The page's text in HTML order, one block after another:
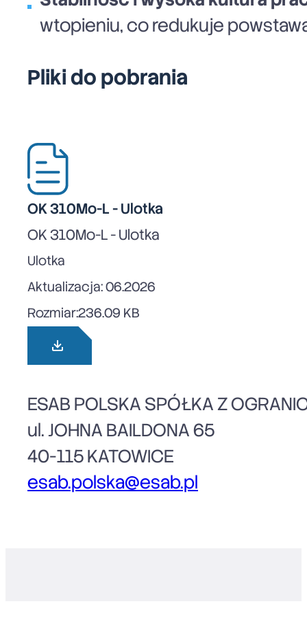
wtopieniu, co redukuje
Pliki do pobrania
OK 310Mo-L - Ulotka
OK 310Mo-L - Ulotka
Ulotka
Aktualizacja: 06.2026
Rozmiar:236.09 KB
ESAB POLSKA SPÓŁKA Z
ul. JOHNA BAILDONA 65
40-115 KATOWICE
esab.polska@esab.pl